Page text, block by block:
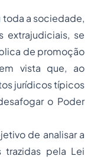
a sociedade,
extrajudiciais, se
de promoção
vista que, ao
jurídicos típicos
o Poder
de analisar a
trazidas pela Lei